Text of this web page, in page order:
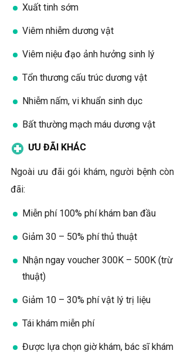
Xuất tinh sớm
Viêm nhiễm dương vật
Viêm niệu đạo ảnh hưởng sinh lý
Tổn thương cấu trúc dương vật
Nhiễm nấm, vi khuẩn sinh dục
Bất thường mạch máu dương vật
ƯU ĐÃI KHÁC
Ngoài ưu đãi gói khám, người bệnh
đãi:
Miễn phí 100% phí khám ban đầu
Giảm 30 – 50% phí thủ thuật
Nhận ngay voucher 300K – 500K
thuật)
Giảm 10 – 30% phí vật lý trị liệu
Tái khám miễn phí
Được lựa chọn giờ khám, bác sĩ khám